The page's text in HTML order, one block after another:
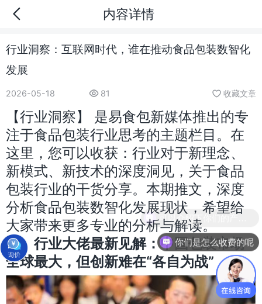
内容详情
行业洞察：互联网时代，谁在推动食品包装数智化
发展
2026-05-18 81 收藏文章
【行业洞察】 是易食包新媒体推出的专
注于食品包装行业思考的主题栏目。在
这里，您可以收获：行业对于新理念、
新模式、新技术的深度洞见，关于食品
包装行业的干货分享。本期推文，深度
分析食品包装数智化发展现状，希望给
大家带来更多专业的分析与解读。
一、行业大佬最新见解：中国包装市场
全球最大，但创新难在“各自为战”
可以介绍下你们的产品么
你们是怎么收费的呢